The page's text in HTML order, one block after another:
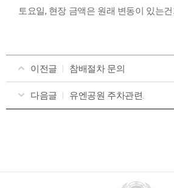
토요일, 현장 금액은 원래 변동이 있는
이전글 참배절차 문의
다음글 유엔공원 주차관련.